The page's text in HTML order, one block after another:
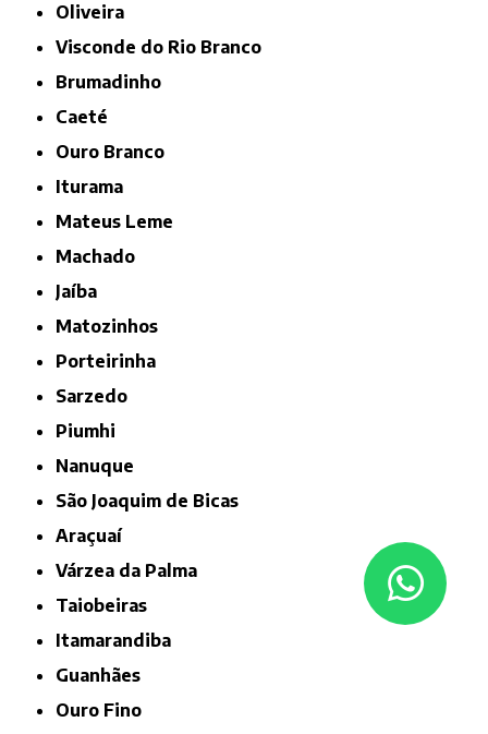
Oliveira
Visconde do Rio Branco
Brumadinho
Caeté
Ouro Branco
Iturama
Mateus Leme
Machado
Jaíba
Matozinhos
Porteirinha
Sarzedo
Piumhi
Nanuque
São Joaquim de Bicas
Araçuaí
Várzea da Palma
Taiobeiras
Itamarandiba
Guanhães
Ouro Fino